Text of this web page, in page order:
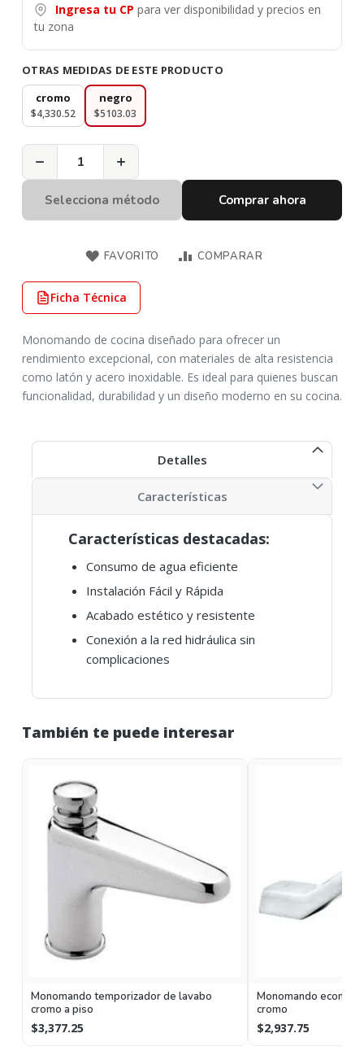
Ingresa tu CP para ver disponibilidad y precios en
tu zona
OTRAS MEDIDAS DE ESTE PRODUCTO
cromo
$4,330.52
negro
$5103.03
− +
Selecciona método Comprar ahora
FAVORITO COMPARAR
Ficha Técnica
Monomando de cocina diseñado para ofrecer un
rendimiento excepcional, con materiales de alta resistencia
como latón y acero inoxidable. Es ideal para quienes buscan
funcionalidad, durabilidad y un diseño moderno en su cocina.
Detalles
Características destacadas:
Consumo de agua eficiente
Instalación Fácil y Rápida
Acabado estético y resistente
Conexión a la red hidráulica sin
complicaciones
Características
También te puede interesar
Monomando temporizador de lavabo
cromo a piso
$3,377.25
Monomando
cromo
$2,937.75